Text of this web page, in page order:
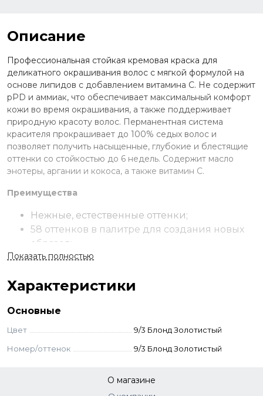
Описание
Профессиональная стойкая кремовая краска для
деликатного окрашивания волос с мягкой формулой на
основе липидов с добавлением витамина С. Не содержит
pPD и аммиак, что обеспечивает максимальный комфорт
кожи во время окрашивания, а также поддерживает
природную красоту волос. Перманентная система
красителя прокрашивает до 100% седых волос и
позволяет получить насыщенные, глубокие и блестящие
оттенки со стойкостью до 6 недель. Содержит масло
энотеры, аргании и кокоса, а также витамин С.
Преимущества
Нежные, естественные оттенки;
58 оттенков в палитре для создания новых
образов;
Закрашивание седины на 100%;
Осветление до трех тонов.
Применение
Для стойкого окрашивания волос смешайте в
неметаллической емкости 50 г. крем-краски и 50 г.
окислителя 3-6-9% (пропорция 1:1) до однородной
1,5-3% в пропорции 1:2. После смешивания нанесите на
волосы и выдержите на волосах до 30 минут. По
Показать полностью
Характеристики
Основные
Цвет
9/3 Блонд Золотистый
Номер/оттенок
9/3 Блонд Золотистый
О магазине